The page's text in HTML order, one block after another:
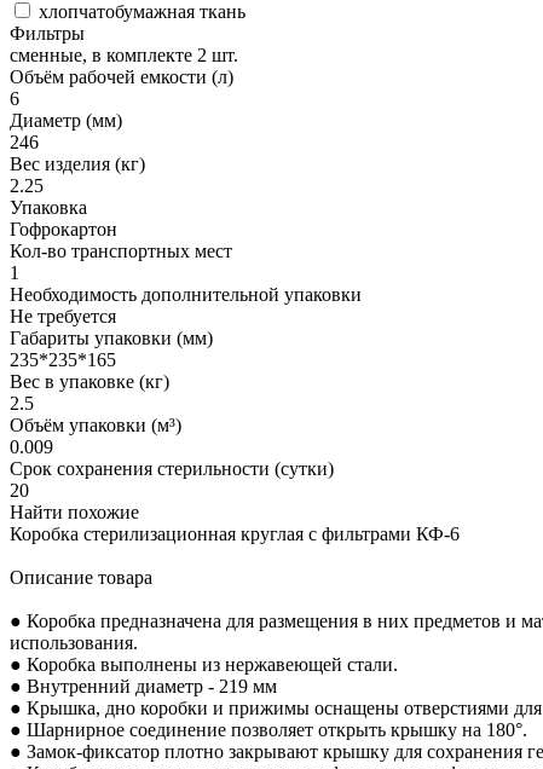
хлопчатобумажная ткань
Фильтры
сменные, в комплекте 2 шт.
Объём рабочей емкости (л)
6
Диаметр (мм)
246
Вес изделия (кг)
2.25
Упаковка
Гофрокартон
Кол-во транспортных мест
1
Необходимость дополнительной упаковки
Не требуется
Габариты упаковки (мм)
235*235*165
Вес в упаковке (кг)
2.5
Объём упаковки (м³)
0.009
Срок сохранения стерильности (сутки)
20
Найти похожие
Коробка стерилизационная круглая с фильтрами КФ-6
Описание товара
● Коробка предназначена для размещения в них предметов и
использования.
● Коробка выполнены из нержавеющей стали.
● Внутренний диаметр - 219 мм
● Крышка, дно коробки и прижимы оснащены отверстиями для
● Шарнирное соединение позволяет открыть крышку на 180°.
● Замок-фиксатор плотно закрывают крышку для сохранения